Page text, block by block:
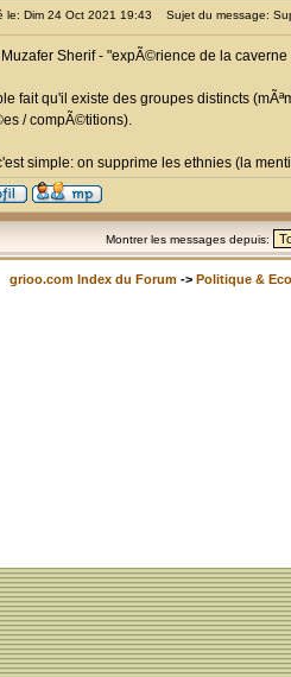
le: Dim 24 Oct 2021 19:43 Sujet du message:
Sherif - "expÃ©rience de la
fait qu'il existe des groupes distincts
/ compÃ©titions).
simple: on supprime les ethnies (la
Montrer les messages depuis:
grioo.com Index du Forum -> Politique &